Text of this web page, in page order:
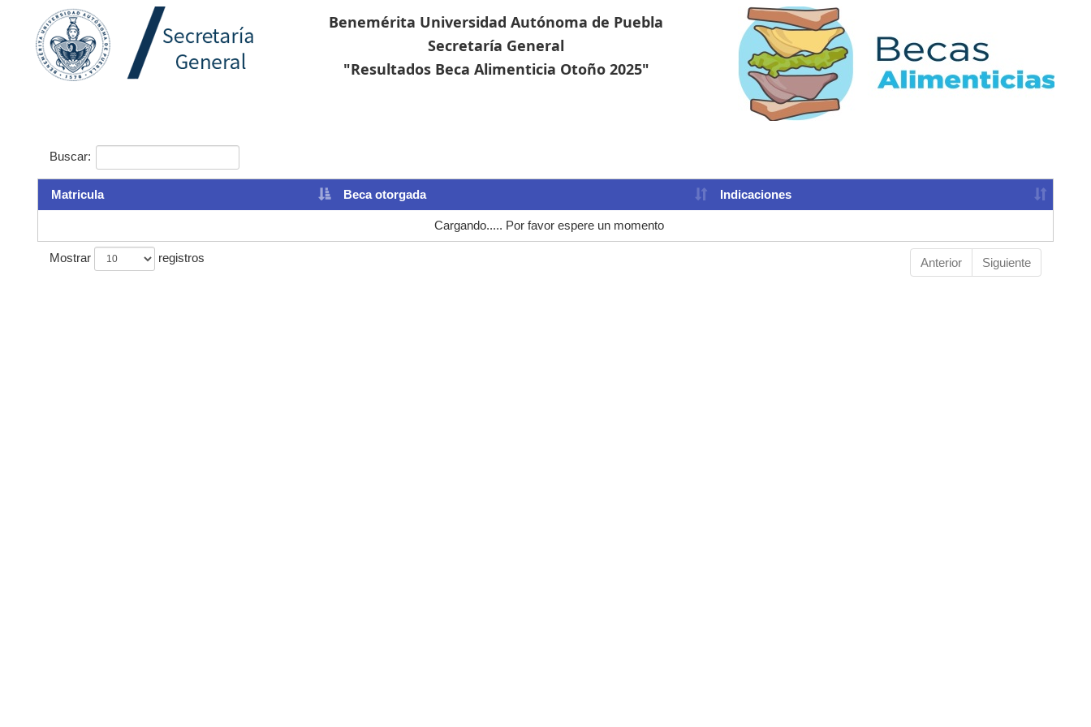
Benemérita Universidad Autónoma de Puebla
Secretaría General
"Resultados Beca Alimenticia Otoño 2025"
Buscar:
Matricula Beca otorgada Indicaciones
Cargando..... Por favor espere un momento
Mostrar registros Anterior Siguiente